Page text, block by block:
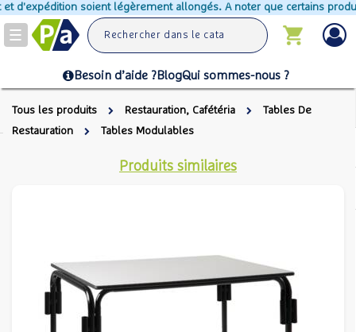
soient légèrement allongés. A noter que certains
Toggle
navigation
Besoin d’aide ?BlogQui sommes-nous ?
Tous les produits Restauration, Cafétéria
Tables De
Restauration
Tables Modulables
Produits similaires